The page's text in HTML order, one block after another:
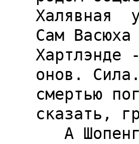
Халявная
Сам
Хартлэнде
онов.
смертью
сказать,